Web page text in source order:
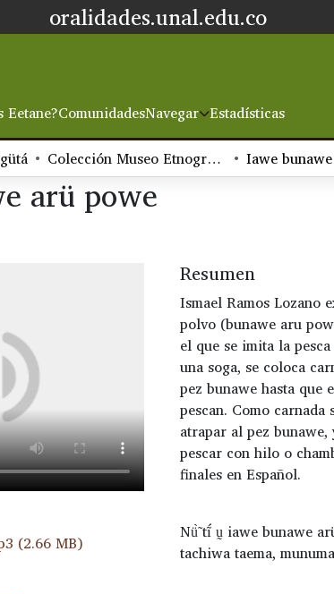
oralidades.unal.edu.co
Eetane?ComunidadesNavegar Estadísticas
Colección Museo Etnográfico Magütá de Mocagua Iawe
arü powe
(2.66 MB)
Resumen
Ismael Ramos Lozano
polvo (bunawe aru
el que se imita la
una soga, se coloca
pez bunawe hasta que
pescan. Como
atrapar al pez
pescar con hilo o
finales en Español.
Nü̃̀ tĩ́ ṵ iawe bunawe
tachiwa taema,